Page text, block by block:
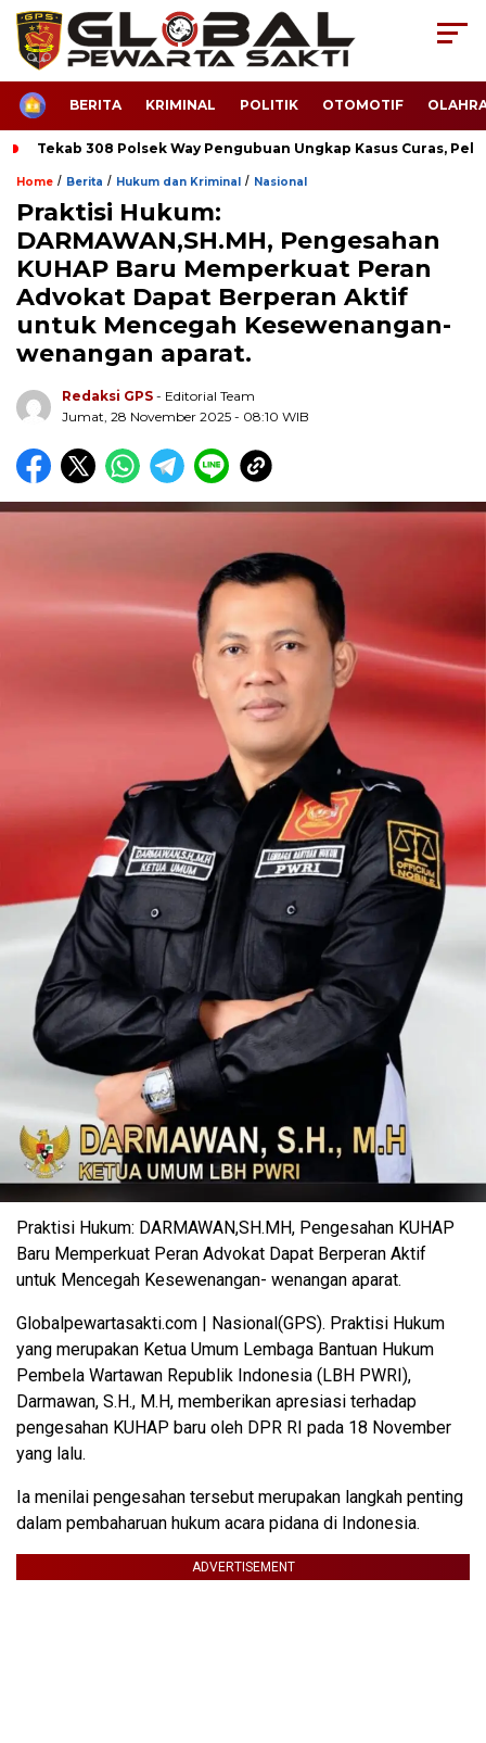
HOMEBERITA KRIMINAL POLITIK OTOMOTIF
Tekab 308 Polsek Way Pengubuan Ungkap Kasus Curas,
Home / Berita / Hukum dan Kriminal / Nasional
Praktisi Hukum:
DARMAWAN,SH.MH, Pengesahan
KUHAP Baru Memperkuat Peran
Advokat Dapat Berperan Aktif
untuk Mencegah Kesewenangan-
wenangan aparat.
Redaksi GPS - Editorial Team
Jumat, 28 November 2025 - 08:10 WIB
Praktisi Hukum: DARMAWAN,SH.MH, Pengesahan KUHAP
Baru Memperkuat Peran Advokat Dapat Berperan Aktif
untuk Mencegah Kesewenangan- wenangan aparat.
Globalpewartasakti.com | Nasional(GPS). Praktisi Hukum
yang merupakan Ketua Umum Lembaga Bantuan Hukum
Pembela Wartawan Republik Indonesia (LBH PWRI),
Darmawan, S.H., M.H, memberikan apresiasi terhadap
pengesahan KUHAP baru oleh DPR RI pada 18 November
yang lalu.
Ia menilai pengesahan tersebut merupakan langkah penting
dalam pembaharuan hukum acara pidana di Indonesia.
ADVERTISEMENT